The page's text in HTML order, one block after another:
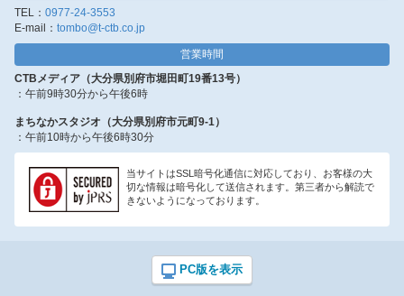
TEL： 0977-24-3553
E-mail： tombo@t-ctb.co.jp
営業時間
CTBメディア（大分県別府市堀田町19番13号）
：午前9時30分から午後6時
まちなかスタジオ（大分県別府市元町9-1）
：午前10時から午後6時30分
当サイトはSSL暗号化通信に対応しており、お客様の大
切な情報は暗号化して送信されます。第三者から解読で
きないようになっております。